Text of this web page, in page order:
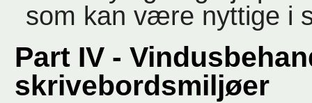
som kan være nyttige i
Part IV -
skrivebordsmiljøer